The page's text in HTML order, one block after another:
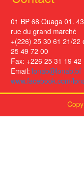
01 BP 68 Ouaga 01.
rue du grand marché
+(226) 25 30 61 21/22
25 49 72 00
Fax: +226 25 31 19 42
Email: lonab@lonab.bf
www.facebook.com/